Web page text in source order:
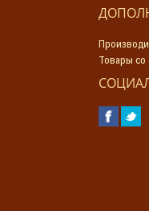
Товары со